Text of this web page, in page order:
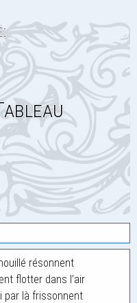
résonnent
flotter dans l’air
par là frissonnent